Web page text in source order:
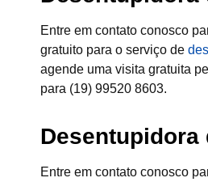
Entre em contato conosco
gratuito para o serviço de
agende uma visita gratuita
para (19) 99520 8603.
Desentupidora
Entre em contato conosco